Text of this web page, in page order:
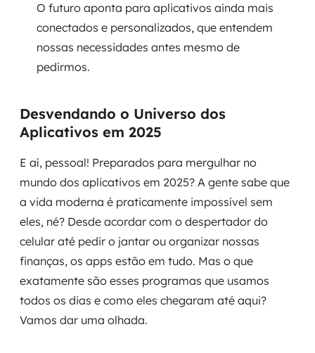
Monitoramento 24x7
Suporte a banco de dados
Billing Cloud
Escalar com segurança
Pentest
DevSecOps
MSS
Consultoria de segurança
O futuro aponta para aplicativos ainda mais
conectados e personalizados, que entendem
nossas necessidades antes mesmo de
pedirmos.
Desvendando o Universo dos
Aplicativos em 2025
E aí, pessoal! Preparados para mergulhar no
mundo dos aplicativos em 2025? A gente sabe que
a vida moderna é praticamente impossível sem
eles, né? Desde acordar com o despertador do
celular até pedir o jantar ou organizar nossas
finanças, os apps estão em tudo. Mas o que
exatamente são esses programas que usamos
todos os dias e como eles chegaram até aqui?
Vamos dar uma olhada.